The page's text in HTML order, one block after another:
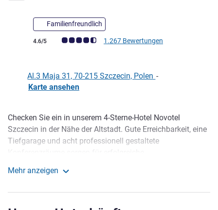
Familienfreundlich
Note Kundenmeinungen (Bewertung ALL)
4.6/5 1.267 Bewertungen
Al.3 Maja 31, 70-215 Szczecin, Polen -
Karte ansehen
Beschreibung
Checken Sie ein in unserem 4-Sterne-Hotel Novotel
Szczecin in der Nähe der Altstadt. Gute Erreichbarkeit, eine
Tiefgarage und acht professionell gestaltete
Terrasse des Restaurants sitzen und internationale oder
Mehr anzeigen